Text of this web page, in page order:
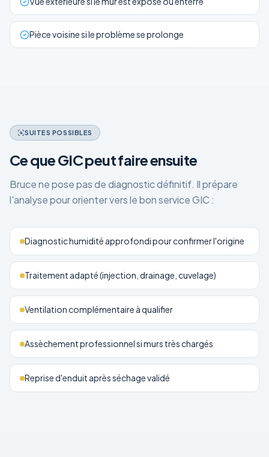
Pièce voisine si le problème se prolonge
SUITES POSSIBLES
Ce que GIC peut faire ensuite
Bruce ne pose pas de diagnostic définitif. Il prépare
l'analyse pour orienter vers le bon service GIC :
Diagnostic humidité approfondi pour confirmer l'origine
Traitement adapté (injection, drainage, cuvelage)
Ventilation complémentaire à qualifier
Assèchement professionnel si murs très chargés
Reprise d'enduit après séchage validé